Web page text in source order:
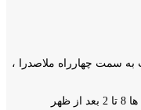
سمت چهارراه ملاصدرا ،